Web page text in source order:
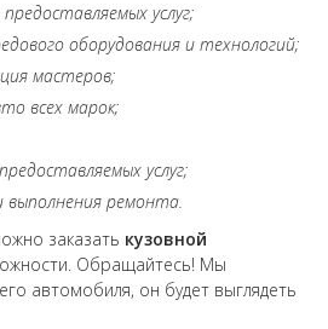
услуг;
оборудования и технологий;
мастеров;
всех марок;
услуг;
выполнения ремонта.
заказать кузовной
Обращайтесь! Мы
автомобиля, он будет выглядеть